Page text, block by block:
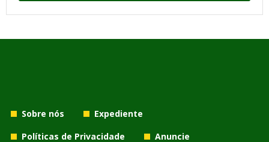
Sobre nós
Expediente
Políticas de Privacidade
Anuncie